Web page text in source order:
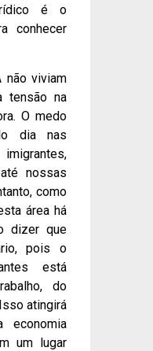
é o
conhecer
não viviam
tensão na
O medo
dia nas
nossas
como
área há
dizer que
pois o
está
do
atingirá
economia
um lugar